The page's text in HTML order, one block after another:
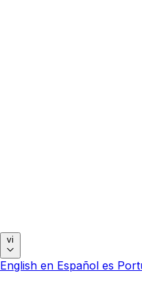
vi
English en Español es